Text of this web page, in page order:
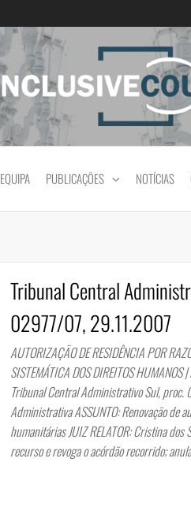
Igualdade e
EQUIPA PUBLICAÇÕES NOTÍCIAS
Tribunal Central
02977/07, 29.11.2007
AUTORIZAÇÃO DE RESIDÊNCIA POR
SISTEMÁTICA DOS DIREITOS HUMANOS
Tribunal Central Administrativo Sul,
Administrativa ASSUNTO: Renovação de
humanitárias JUIZ RELATOR: Cristina dos
recurso e revoga o acórdão recorrido;